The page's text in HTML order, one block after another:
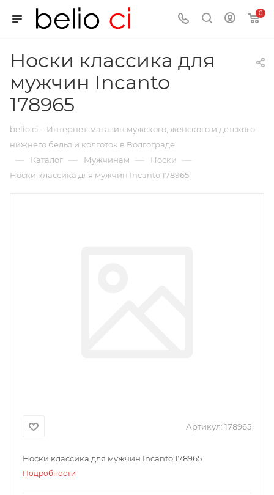
0
Носки классика для
мужчин Incanto
178965
belio ci – Интернет-магазин мужского, женского и детского
нижнего белья и колготок в Волгограде
— Каталог — Мужчинам — Носки —
Носки классика для мужчин Incanto 178965
Артикул: 178965
Носки классика для мужчин Incanto 178965
Подробности